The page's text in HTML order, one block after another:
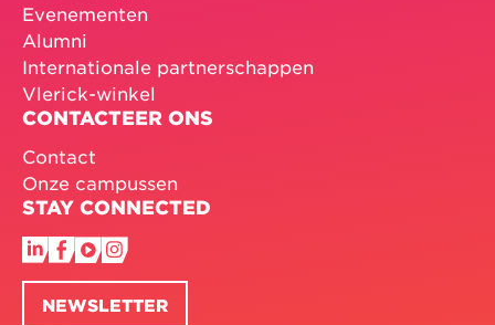
Evenementen
Alumni
Internationale partnerschappen
Vlerick-winkel
CONTACTEER ONS
Contact
Onze campussen
STAY CONNECTED
NEWSLETTER